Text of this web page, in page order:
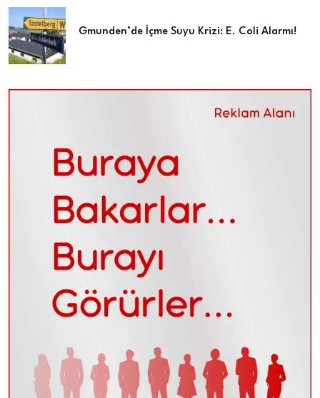
Gmunden’de İçme Suyu Krizi: E. Coli Alarmı!